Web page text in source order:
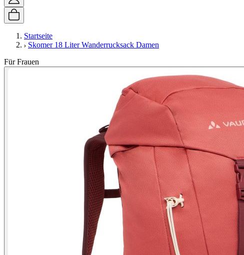
Startseite
Skomer 18 Liter Wanderrucksack Damen
Für Frauen